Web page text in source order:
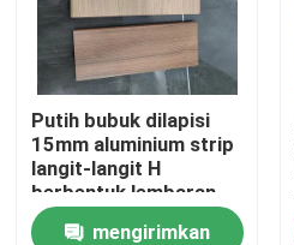
Tur Pabrik
Kontrol kualitas
Hubungi kami
Putih bubuk dilapisi
15mm aluminium strip
langit-langit H
berbentuk lembaran
Metal langit-langit
mengirimkan